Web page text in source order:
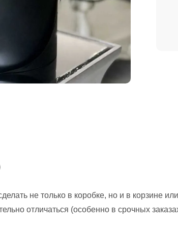
не только в коробке, но и в корзине
отличаться (особенно в срочных